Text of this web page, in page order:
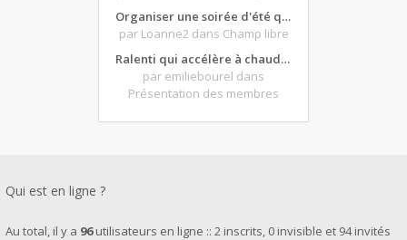
Organiser une soirée d'été qui claque : vos bons plans matos ?
par Loanne2 dans Champ libre
Ralenti qui accélère à chaud et ne redescend pas...
par emiliebourel dans
Présentation des membres
Qui est en ligne ?
Au total, il y a 96utilisateurs en ligne :: 2 inscrits, 0 invisible et 94 invités